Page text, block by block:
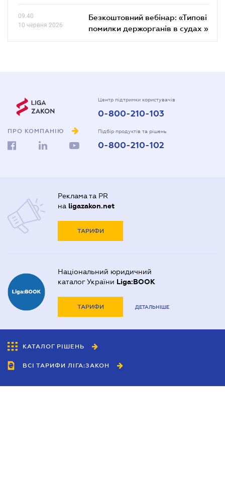
09.40
10 червня 2026
Безкоштовний вебінар: «Типові
помилки держорганів в судах »
ПРО КОМПАНІЮ
Центр підтримки користувачів
0-800-210-103
Підбір продуктів та рішень
0-800-210-102
Реклама та PR
на ligazakon.net
ТАРИФИ
Національний юридичний
каталог України Liga:BOOK
ТАРИФИ ДЕТАЛЬНІШЕ
КАТАЛОГ РІШЕНЬ
ВСІ ТАРИФИ ЛІГА:ЗАКОН